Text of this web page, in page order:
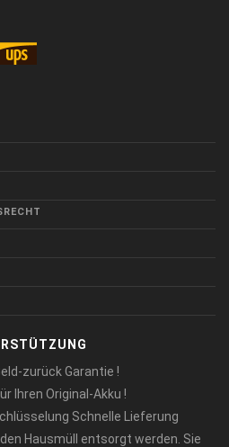
zurück Garantie !
Ihren Original-Akku !
Schnelle Lieferung
Hausmüll entsorgt werden. Sie